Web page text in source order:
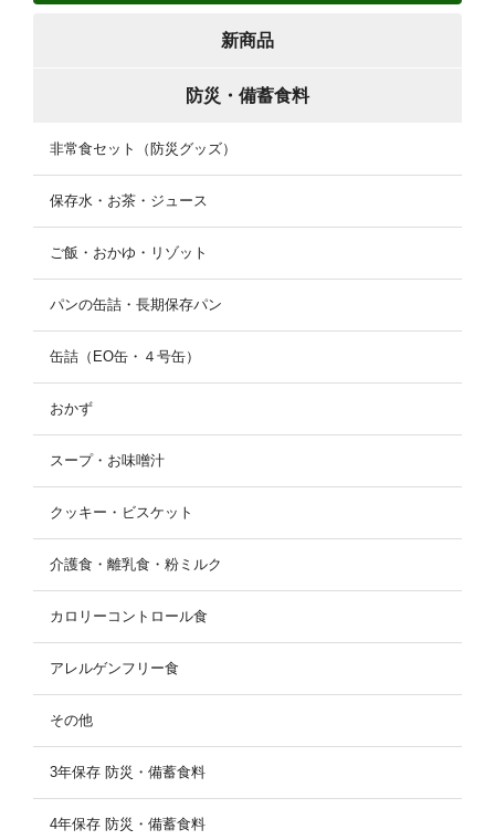
新商品
防災・備蓄食料
非常食セット（防災グッズ）
保存水・お茶・ジュース
ご飯・おかゆ・リゾット
パンの缶詰・長期保存パン
缶詰（EO缶・４号缶）
おかず
スープ・お味噌汁
クッキー・ビスケット
介護食・離乳食・粉ミルク
カロリーコントロール食
アレルゲンフリー食
その他
3年保存 防災・備蓄食料
4年保存 防災・備蓄食料